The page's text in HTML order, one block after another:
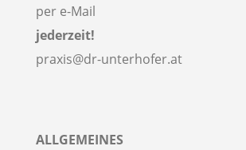
per e-Mail
jederzeit!
praxis@dr-unterhofer.at
ALLGEMEINES